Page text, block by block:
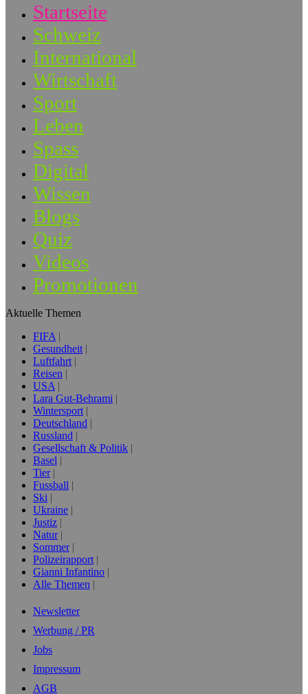
Startseite
Schweiz
International
Wirtschaft
Sport
Leben
Spass
Digital
Wissen
Blogs
Quiz
Videos
Promotionen
Aktuelle Themen
FIFA
Gesundheit
Luftfahrt
Reisen
USA
Lara Gut-Behrami
Wintersport
Deutschland
Russland
Gesellschaft & Politik
Basel
Tier
Fussball
Ski
Ukraine
Justiz
Natur
Sommer
Polizeirapport
Gianni Infantino
Alle Themen
Newsletter
Werbung / PR
Jobs
Impressum
AGB